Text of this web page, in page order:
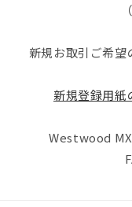
新規お取引ご希
新規登録用
Westwood